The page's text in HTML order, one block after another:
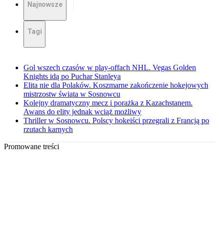
Najnowsze
Tagi
Gol wszech czasów w play-offach NHL. Vegas Golden
Knights idą po Puchar Stanleya
Elita nie dla Polaków. Koszmarne zakończenie hokejowych
mistrzostw świata w Sosnowcu
Kolejny dramatyczny mecz i porażka z Kazachstanem.
Awans do elity jednak wciąż możliwy
Thriller w Sosnowcu. Polscy hokeiści przegrali z Francją po
rzutach karnych
Promowane treści